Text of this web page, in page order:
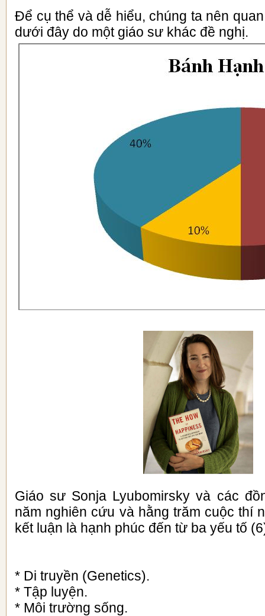
Để cụ thể và dễ hiểu, chúng ta nên
dưới đây do một giáo sư khác đề nghị.
Giáo sư Sonja Lyubomirsky và các
năm nghiên cứu và hằng trăm cuộc thí
kết luận là hạnh phúc đến từ ba yếu tố
* Di truyền (Genetics).
* Tập luyện.
* Môi trường sống.